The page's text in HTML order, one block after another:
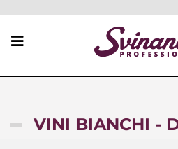
VINI BIANCHI -